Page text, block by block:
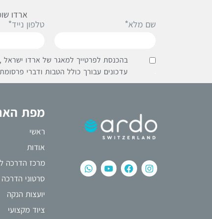
ארדו
בהכנסת לפרטייך למאגר של ארדו ישראל
עדכונים עבורך כולל הטבות ודברי
שם מלא* טלפון נייד*
מפת
ראשי
אודות
מרכז הדרכה
סרטוני הדרכה ardo
יועצות הנקה
ציוד מקצועי